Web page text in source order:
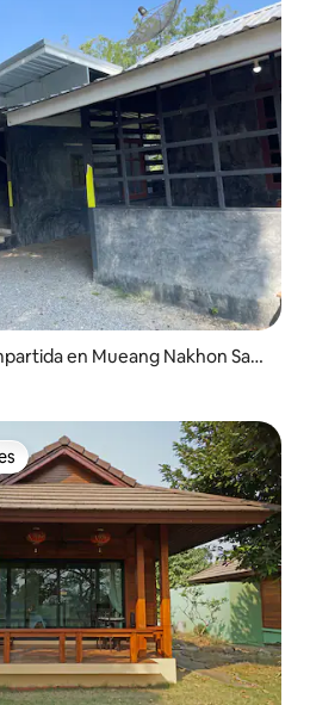
en Mueang Nakhon Saw